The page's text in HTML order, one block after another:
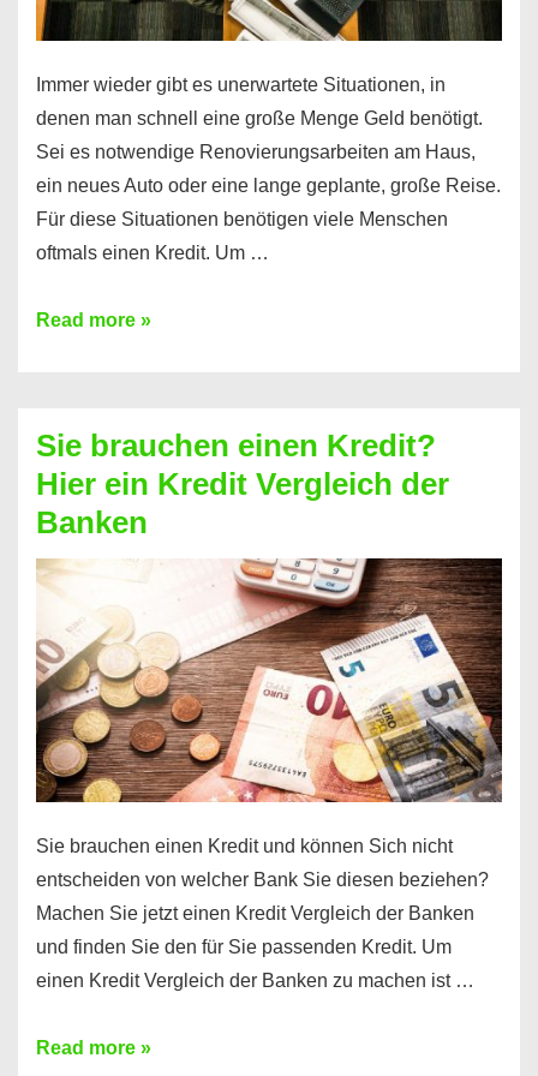
Immer wieder gibt es unerwartete Situationen, in
denen man schnell eine große Menge Geld benötigt.
Sei es notwendige Renovierungsarbeiten am Haus,
ein neues Auto oder eine lange geplante, große Reise.
Für diese Situationen benötigen viele Menschen
oftmals einen Kredit. Um …
Brauchen
Summe
Geld?
Hier
einen
10000
Euro
Kredit
finden
Read more »
Sie brauchen einen Kredit?
Hier ein Kredit Vergleich der
Banken
Sie brauchen einen Kredit und können Sich nicht
entscheiden von welcher Bank Sie diesen beziehen?
Machen Sie jetzt einen Kredit Vergleich der Banken
und finden Sie den für Sie passenden Kredit. Um
einen Kredit Vergleich der Banken zu machen ist …
Sie
Read more »